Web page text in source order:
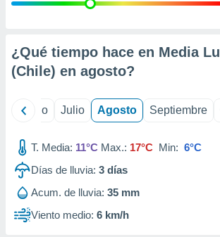
e
mediante
publicidad
de
1199
¿Qué tiempo hace en Media
(Chile) en agosto?
Junio Julio Agosto Septiembre
T. Media: 11°C Max.: 17°C Min: 6°C
Días de lluvia: 3 días
Acum. de lluvia: 35 mm
Viento medio: 6 km/h